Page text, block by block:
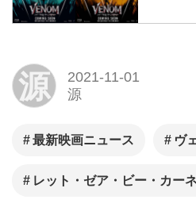
2018年
に解禁
源
2021-11-01
源
最新映画ニュース ヴ
レット・ゼア・ビー・カー